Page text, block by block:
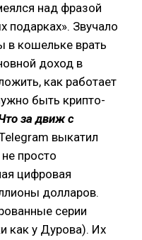
над фразой
подарках». Звучало
в кошельке врать
доход в
как работает
быть крипто-
за движ с
выкатил
просто
цифровая
долларов.
серии
как у Дурова). Их